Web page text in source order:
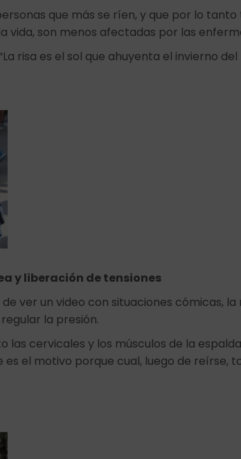
que más se ríen, y que por lo
vida, son menos afectadas por las
risa es el sol que ahuyenta el invierno
y liberación de tensiones
ver un video con situaciones cómicas,
la presión.
las cervicales y los músculos de la
es el motivo porque cual, luego de reírse,